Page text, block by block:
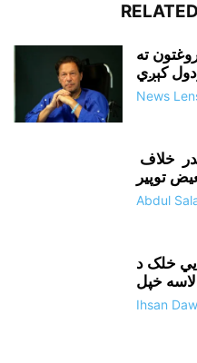
روغتون ته
کېږي
News
خلاف
توپير
Abdul
خلک د
Ihsan